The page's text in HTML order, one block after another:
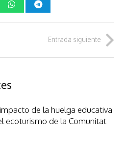
Entrada siguiente
de la huelga educativa
ecoturismo de la Comunitat